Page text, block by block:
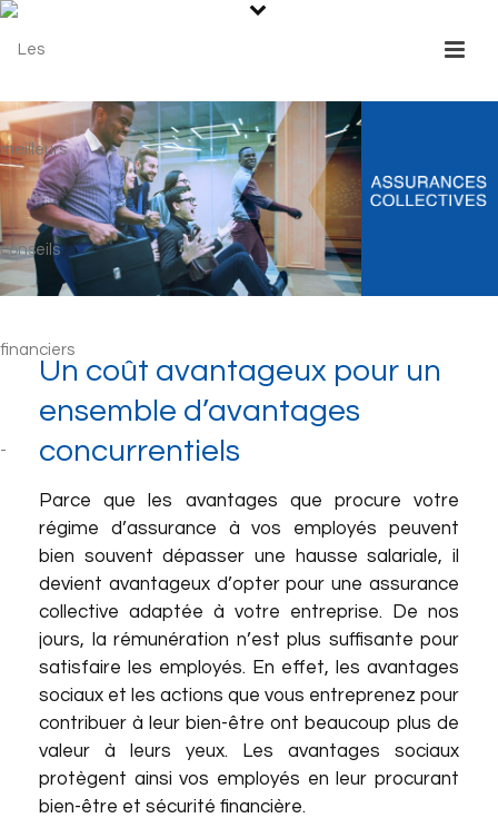
Un coût avantageux pour un
ensemble d’avantages
concurrentiels
Parce que les avantages que procure votre
régime d’assurance à vos employés peuvent
bien souvent dépasser une hausse salariale, il
devient avantageux d’opter pour une assurance
collective adaptée à votre entreprise. De nos
jours, la rémunération n’est plus suffisante pour
satisfaire les employés. En effet, les avantages
sociaux et les actions que vous entreprenez pour
contribuer à leur bien-être ont beaucoup plus de
valeur à leurs yeux. Les avantages sociaux
protègent ainsi vos employés en leur procurant
bien-être et sécurité financière.